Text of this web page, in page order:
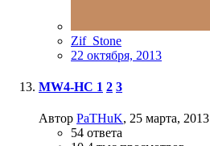
Zif_Stone
22 октября, 2013
MW4-HC 1 2 3
Автор PaTHuK, 25 марта, 2013
54 ответа